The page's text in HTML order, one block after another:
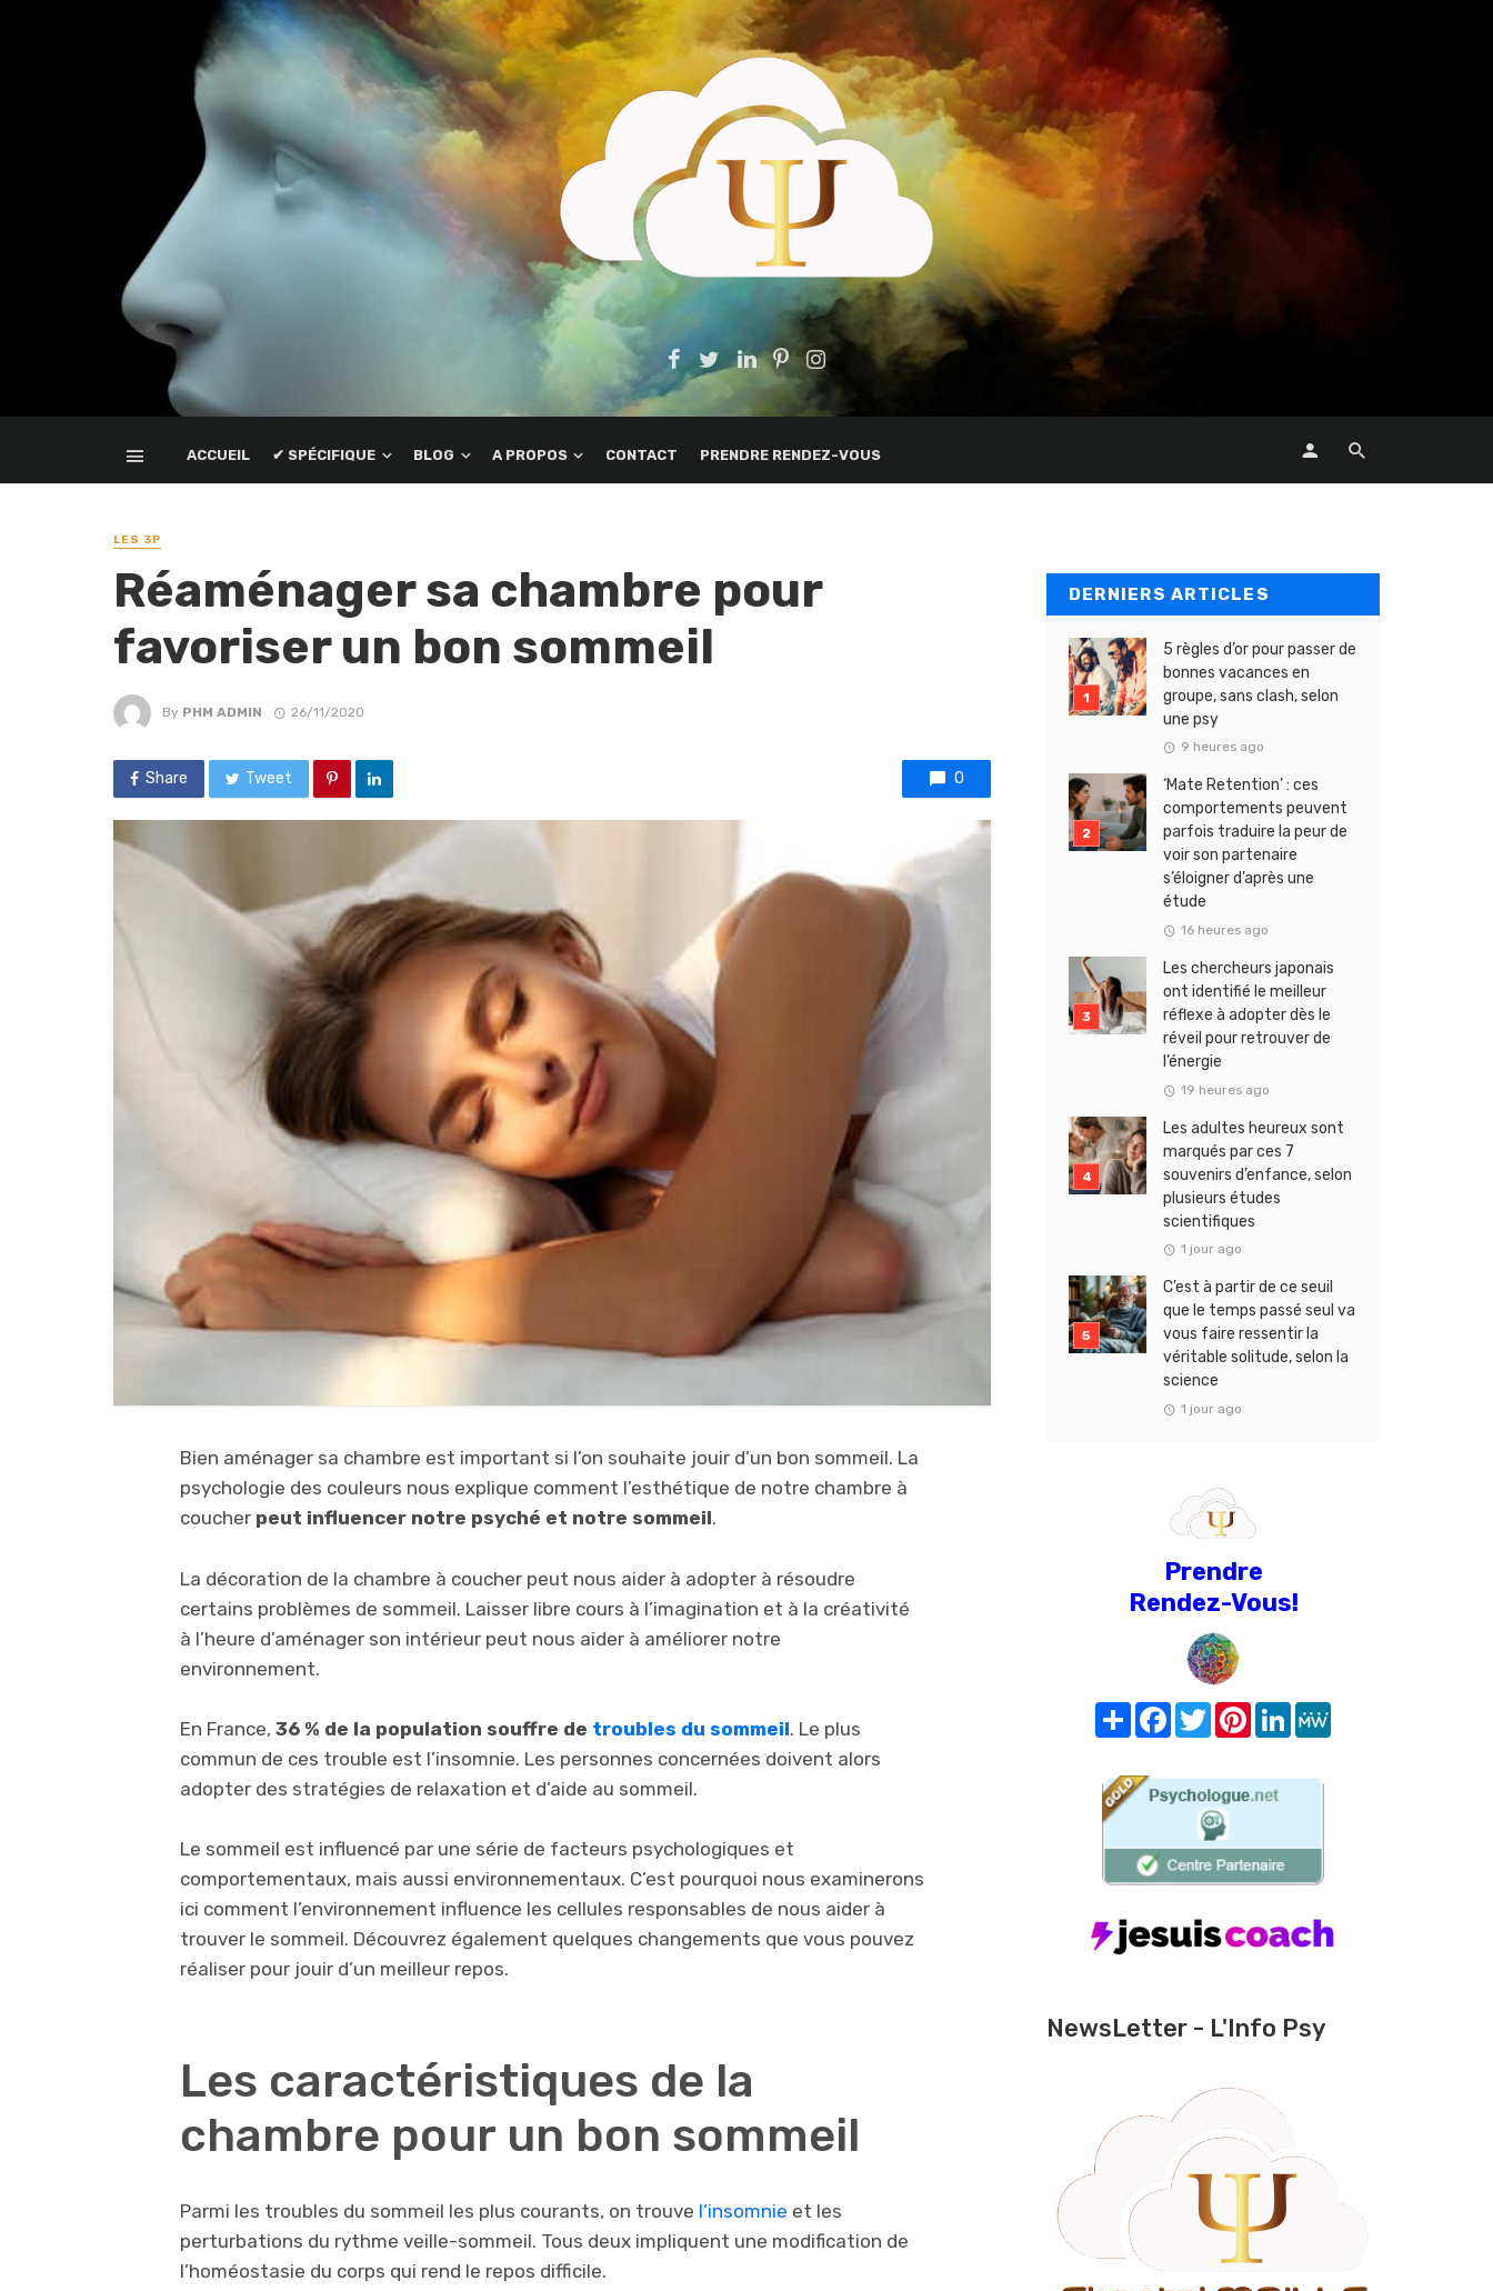
ACCUEIL ✔ SPÉCIFIQUE BLOG A PROPOS CONTACT PRENDRE RENDEZ-VOUS
LES 3P
Réaménager sa chambre pour
favoriser un bon sommeil
By PHM ADMIN 26/11/2020
Share Tweet 0
Bien aménager sa chambre est important si l’on souhaite jouir d’un bon sommeil. La
psychologie des couleurs nous explique comment l’esthétique de notre chambre à
coucher peut influencer notre psyché et notre sommeil.
La décoration de la chambre à coucher peut nous aider à adopter à résoudre
certains problèmes de sommeil. Laisser libre cours à l’imagination et à la créativité
à l’heure d’aménager son intérieur peut nous aider à améliorer notre
environnement.
En France, 36 % de la population souffre de troubles du sommeil. Le plus
commun de ces trouble est l’insomnie. Les personnes concernées doivent alors
adopter des stratégies de relaxation et d’aide au sommeil.
Le sommeil est influencé par une série de facteurs psychologiques et
comportementaux, mais aussi environnementaux. C’est pourquoi nous examinerons
ici comment l’environnement influence les cellules responsables de nous aider à
trouver le sommeil. Découvrez également quelques changements que vous pouvez
réaliser pour jouir d’un meilleur repos.
Les caractéristiques de la
chambre pour un bon sommeil
Parmi les troubles du sommeil les plus courants, on trouve l’insomnie et les
perturbations du rythme veille-sommeil. Tous deux impliquent une modification de
l’homéostasie du corps qui rend le repos difficile.
DERNIERS ARTICLES
5 règles d’or pour passer de
bonnes vacances en
groupe, sans clash, selon
une psy
9 heures ago
‘Mate Retention’ : ces
comportements peuvent
parfois traduire la peur de
voir son partenaire
s’éloigner d’après une
étude
16 heures ago
Les chercheurs japonais
ont identifié le meilleur
réflexe à adopter dès le
réveil pour retrouver de
l’énergie
19 heures ago
Les adultes heureux sont
marqués par ces 7
souvenirs d’enfance, selon
plusieurs études
scientifiques
1 jour ago
C’est à partir de ce seuil
que le temps passé seul va
vous faire ressentir la
véritable solitude, selon la
science
1 jour ago
Prendre
Rendez-Vous!
Share FacebookTwitterPinterest
LinkedIn
NewsLetter - L'Info Psy